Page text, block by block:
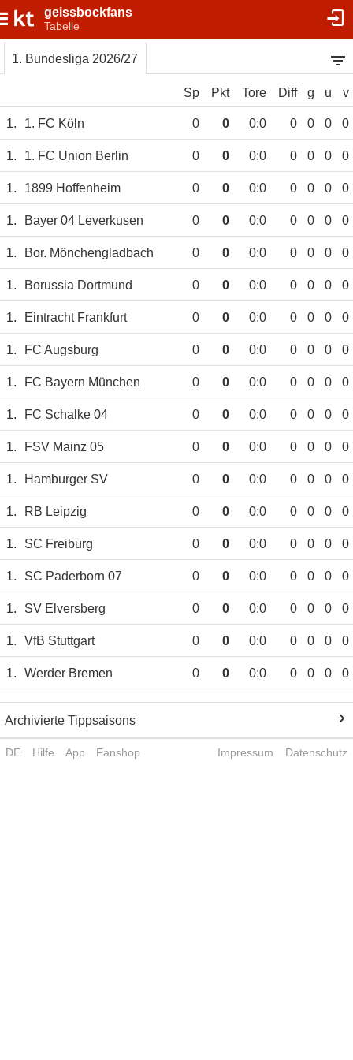
geissbockfans
Tabelle
1. Bundesliga 2026/27
Sp Pkt Tore Diff g u v
1. 1. FC Köln 0 0 0:0 0 0 0 0
1. 1. FC Union Berlin 0 0 0:0 0 0 0 0
1. 1899 Hoffenheim 0 0 0:0 0 0 0 0
1. Bayer 04 Leverkusen 0 0 0:0 0 0 0 0
1. Bor. Mönchengladbach 0 0 0:0 0 0 0 0
1. Borussia Dortmund 0 0 0:0 0 0 0 0
1. Eintracht Frankfurt 0 0 0:0 0 0 0 0
1. FC Augsburg 0 0 0:0 0 0 0 0
1. FC Bayern München 0 0 0:0 0 0 0 0
1. FC Schalke 04 0 0 0:0 0 0 0 0
1. FSV Mainz 05 0 0 0:0 0 0 0 0
1. Hamburger SV 0 0 0:0 0 0 0 0
1. RB Leipzig 0 0 0:0 0 0 0 0
1. SC Freiburg 0 0 0:0 0 0 0 0
1. SC Paderborn 07 0 0 0:0 0 0 0 0
1. SV Elversberg 0 0 0:0 0 0 0 0
1. VfB Stuttgart 0 0 0:0 0 0 0 0
1. Werder Bremen 0 0 0:0 0 0 0 0
Archivierte Tippsaisons
DE Hilfe App Fanshop Impressum Datenschutz